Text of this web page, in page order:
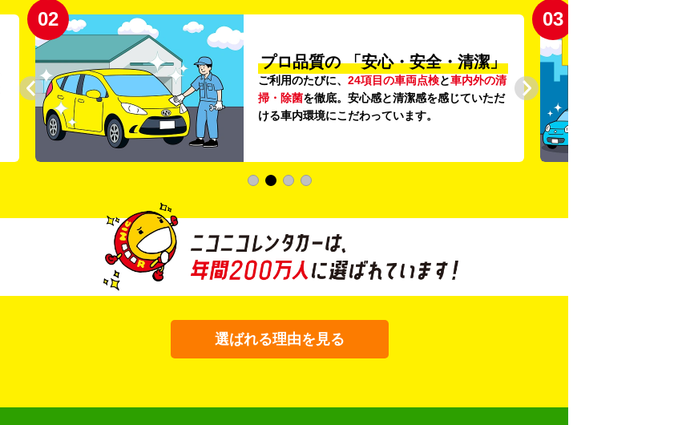
02
プロ品質の 「安心・安全・清潔」
ご利用のたびに、 24項目の車両点検と車内外の清
掃・除菌を徹底。安心感と清潔感を感じていただ
ける車内環境にこだわっています。
03
選ばれる理由を見る